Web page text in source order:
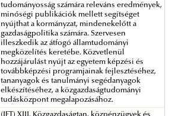
tudományosság számára releváns eredmények,
minőségi publikációk mellett segítséget
nyújthat a kormányzat, mindenekelőtt a
gazdaságpolitika számára. Szervesen
illeszkedik az átfogó államtudományi
megközelítés keretébe. Közvetlenül
hozzájárulást nyújt az egyetem képzési és
továbbképzési programjainak fejlesztéséhez,
tananyagok és tanulmányi segédanyagok
elkészítéséhez, a közgazdaságtudományi
tudásközpont megalapozásához.
(IFT) XIII. Közgazdaságtan, közpénzügyek és